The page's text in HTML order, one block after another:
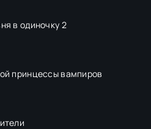
в одиночку 2
принцессы вампиров